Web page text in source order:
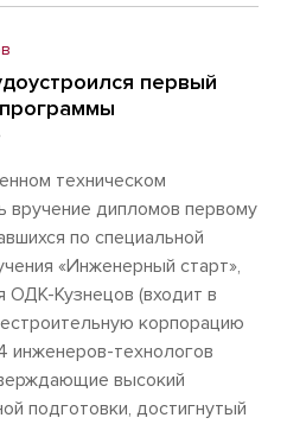
первый
техническом
вручение дипломов первому
по специальной
«Инженерный старт»,
ОДК-Кузнецов (входит в
корпорацию
инженеров-технологов
высокий
подготовки, достигнутый